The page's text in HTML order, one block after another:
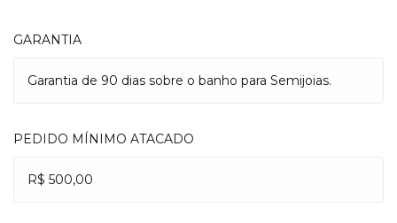
GARANTIA
Garantia de 90 dias sobre o banho para Semijoias.
PEDIDO MÍNIMO ATACADO
R$ 500,00